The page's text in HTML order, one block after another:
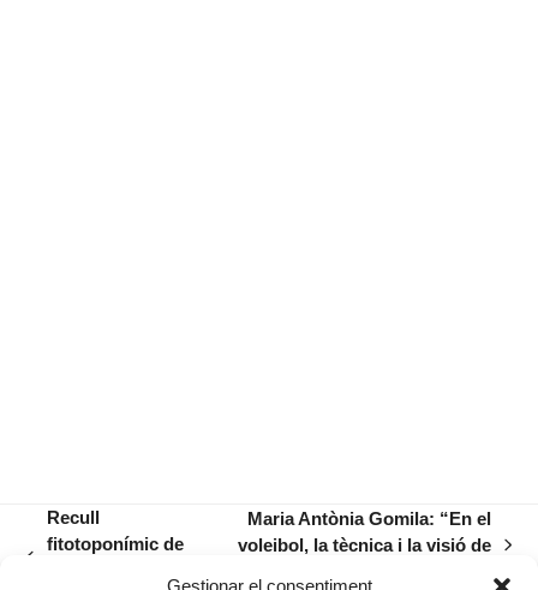
Gestionar el consentiment
Recull
fitotoponímic de
next
post:
Maria Antònia Gomila: “En el
voleibol, la tècnica i la visió de